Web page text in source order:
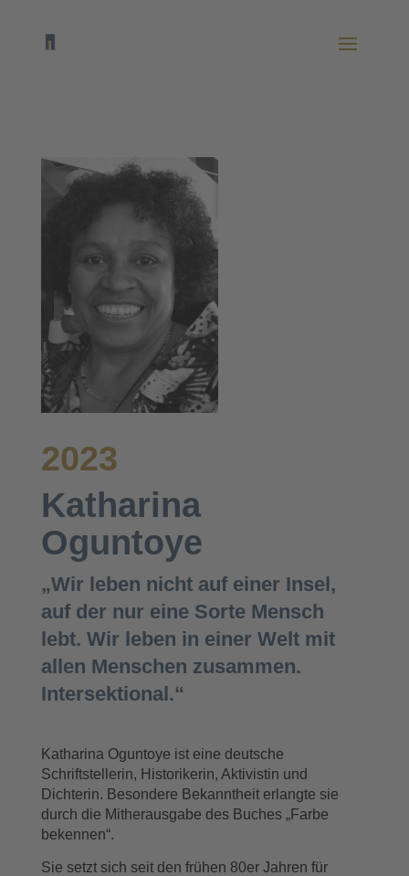
2023
Katharina
Oguntoye
„Wir leben nicht auf einer Insel,
auf der nur eine Sorte Mensch
lebt. Wir leben in einer Welt mit
allen Menschen zusammen.
Intersektional.“
Katharina Oguntoye ist eine deutsche
Schriftstellerin, Historikerin, Aktivistin und
Dichterin. Besondere Bekanntheit erlangte sie
durch die Mitherausgabe des Buches „Farbe
bekennen“.
Sie setzt sich seit den frühen 80er Jahren für